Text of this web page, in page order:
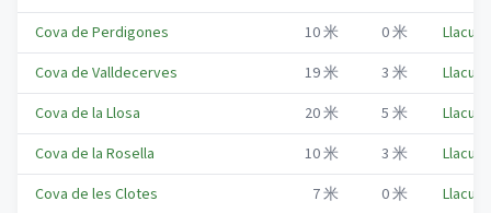
Cova de Perdigones
10米 0米
Cova de Valldecerves
19米 3 米
Cova de la Llosa
20米 5 米
Cova de la Rosella
10米 3 米
Cova de les Clotes
7米 0米